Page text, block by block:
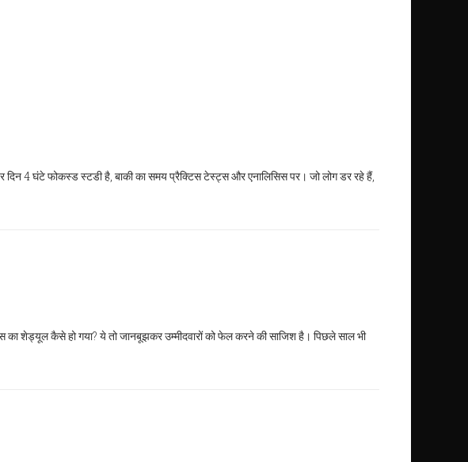
दिन 4 घंटे फोकस्ड स्टडी है, बाकी का समय प्रैक्टिस टेस्ट्स और एनालिसिस पर। जो लोग डर रहे हैं,
शेड्यूल कैसे हो गया? ये तो जानबूझकर उम्मीदवारों को फेल करने की साजिश है। पिछले साल भी